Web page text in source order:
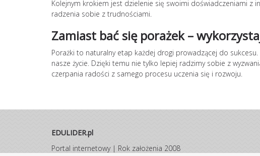
Kolejnym krokiem jest dzielenie się swoimi doświadczeniami z
radzenia sobie z trudnościami.
Zamiast bać się porażek –
Porażki to naturalny etap każdej drogi prowadzącej do
nasze życie. Dzięki temu nie tylko lepiej radzimy sobie z
czerpania radości z samego procesu uczenia się i rozwoju.
EDULIDER.pl
Portal internetowy | Rok założenia 2008